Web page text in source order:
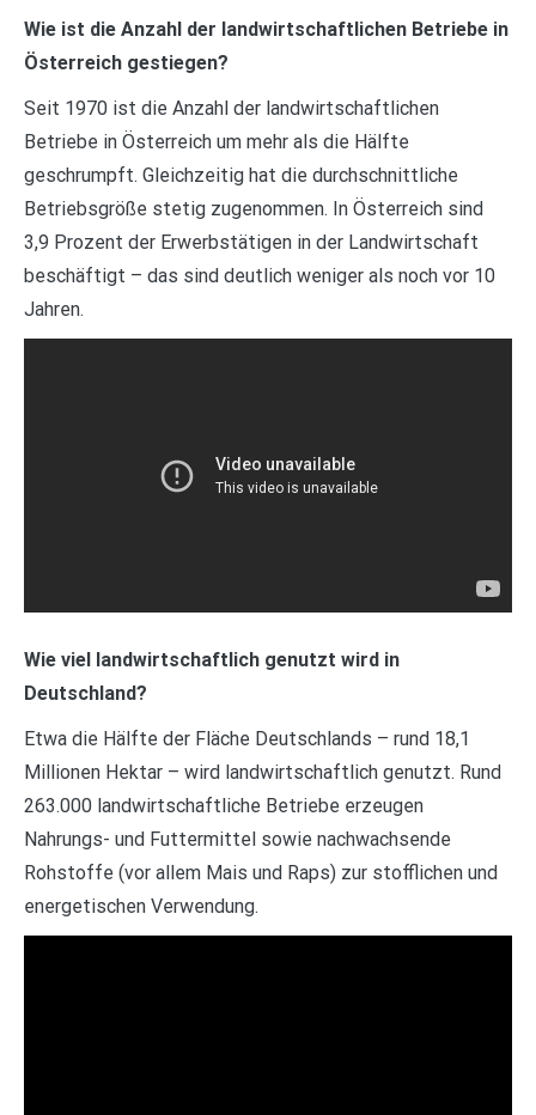
Wie ist die Anzahl der landwirtschaftlichen Betriebe in
Österreich gestiegen?
Seit 1970 ist die Anzahl der landwirtschaftlichen
Betriebe in Österreich um mehr als die Hälfte
geschrumpft. Gleichzeitig hat die durchschnittliche
Betriebsgröße stetig zugenommen. In Österreich sind
3,9 Prozent der Erwerbstätigen in der Landwirtschaft
beschäftigt – das sind deutlich weniger als noch vor 10
Jahren.
Wie viel landwirtschaftlich genutzt wird in
Deutschland?
Etwa die Hälfte der Fläche Deutschlands – rund 18,1
Millionen Hektar – wird landwirtschaftlich genutzt. Rund
263.000 landwirtschaftliche Betriebe erzeugen
Nahrungs- und Futtermittel sowie nachwachsende
Rohstoffe (vor allem Mais und Raps) zur stofflichen und
energetischen Verwendung.